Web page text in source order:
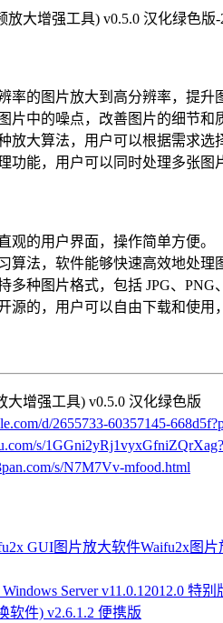
率的图片放大到高分辨率，提升
片中的噪点，改善图片的细节和
放大算法，用户可以根据需求选
功能，用户可以同时处理多张图
观的用户界面，操作简单方便。
算法，软件能够快速高效地处理
多种图片格式，包括 JPG、PNG
源的，用户可以自由下载和使用
大增强工具) v0.5.0 汉化绿色版
d/2655733-60357145-
s/
s/N7M7Vv-mfood.html
GUI图片放大软件Waifu2x图
Server v11.0.12012.0 特别
软件) v2.6.1.2 便携版